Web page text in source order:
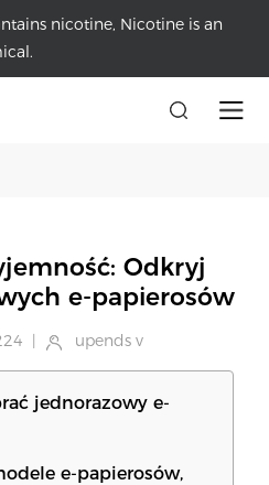
nicotine, Nicotine is an
Odkryj
e-papierosów
upends v
jednorazowy e-
e-papierosów,